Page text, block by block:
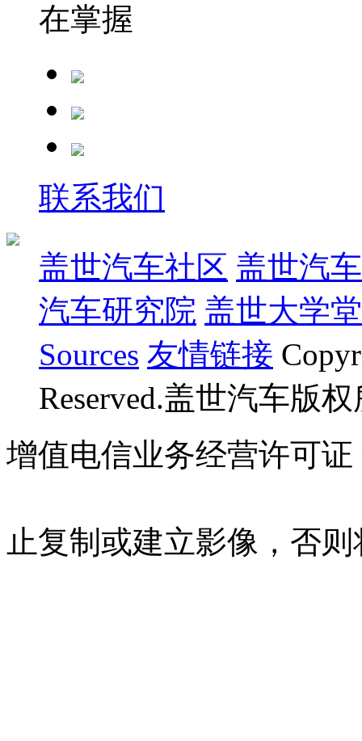
在掌握
联系我们
盖世汽车社区 盖世汽
汽车研究院 盖世大学堂
Sources 友情链接
Reserved.盖世汽车版
增值电信业务经营许可证
止复制或建立影像，否